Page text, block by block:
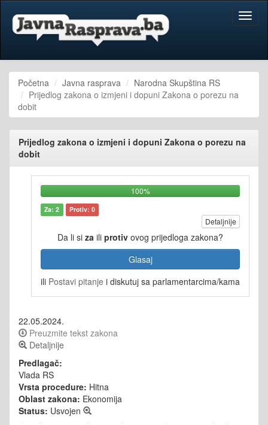
Početna Javna rasprava
Narodna Skupština RS
Prijedlog zakona o izmjeni i dopuni Zakona o porezu na
dobit
Prijedlog zakona o izmjeni i dopuni Zakona o porezu na
dobit
100%
Za: 2 Protiv: 0
Detaljnije
Da li si za ili protiv ovog prijedloga zakona?
Glasaj
ili Postavi pitanje i diskutuj sa parlamentarcima/kama
22.05.2024.
Preuzmite tekst zakona
Detaljnije
Predlagač:
Vlada RS
Vrsta procedure: Hitna
Oblast zakona: Ekonomija
Status: Usvojen